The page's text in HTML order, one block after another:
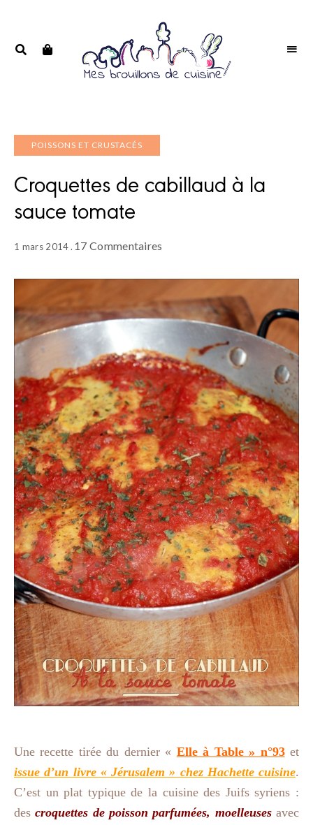
POISSONS ET CRUSTACÉS
Croquettes de cabillaud à la
sauce tomate
1 mars 2014 17 Commentaires
Une recette tirée du dernier « Elle à Table » n°93et
issue d’un livre « Jérusalem » chez Hachette cuisine.
C’est un plat typique de la cuisine des Juifs syriens :
descroquettes de poisson parfumées, moelleuses avec